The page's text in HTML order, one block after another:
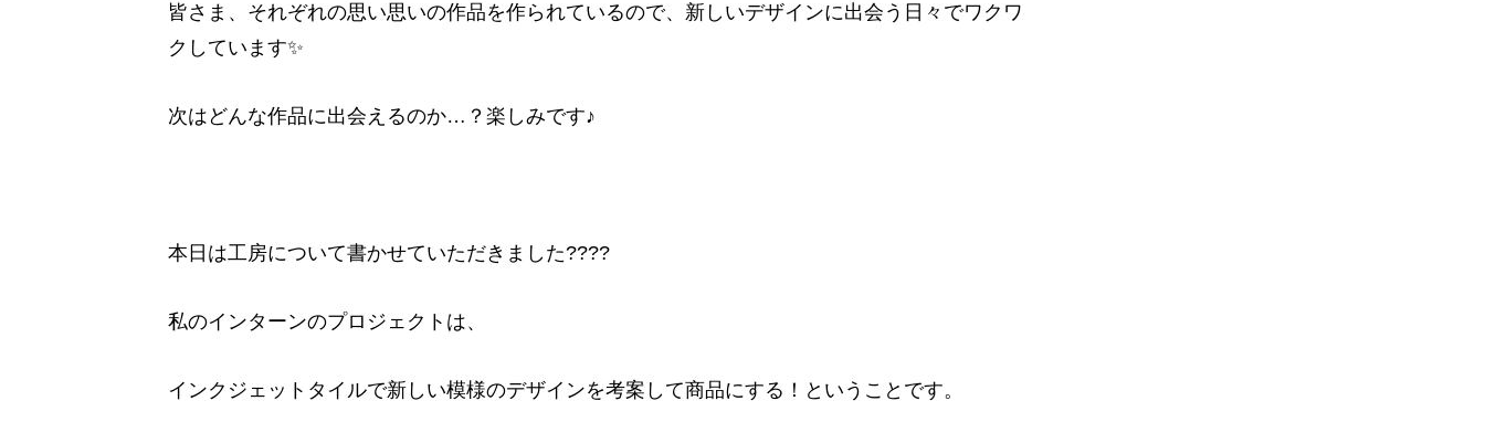
皆さま、それぞれの思い思いの作品を作られているので、新しいデザインに出会う日々でワクワ
クしています✨
次はどんな作品に出会えるのか…？楽しみです♪
本日は工房について書かせていただきました????
私のインターンのプロジェクトは、
インクジェットタイルで新しい模様のデザインを考案して商品にする！ということです。